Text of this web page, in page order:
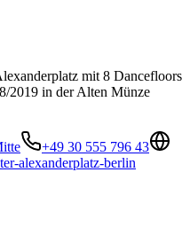
mit 8 Dancefloors
2019 in der Alten Münze
+49 30 555 796 43
alexanderplatz-berlin